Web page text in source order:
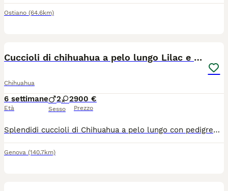
Ostiano (64.6km)
Cuccioli di chihuahua a pelo lungo Lilac e Blu
Chihuahua
6 settimane
Età
2 2
Sesso
900 €
Prezzo
Splendidi cuccioli di Chihuahua a pelo lungo con pedigree ENCI Disponibili splendidi cuccioli di Chihuahua a pelo lungo, nati il 26/06/2026, allevati con amore in ambiente familiare. Entrambi i genitori sono muniti di pedigree ENCI e i cuccioli saranno ceduti solo dopo il compimento dell’età prevista dalla normativa. Disponibili: * 🩵 1 Maschi: €900 * 🩷 2 Femmine: €1.200 I cuccioli saranno consegnati con: ✔ Microchip ✔ Prima vaccinazione ✔ Sverminazioni effettuate ✔ Libretto sanitario ✔ Pedigree ENCI richiesto I cuccioli cresceranno in ambiente familiare, saranno abituati al contatto con le persone e con i bambini, ricevendo fin da piccoli le migliori cure. Per maggiori informazioni, foto o per fissare una visita, contattatemi in privato. Solo persone realmente interessate e amanti della razza.
Genova (140.7km)